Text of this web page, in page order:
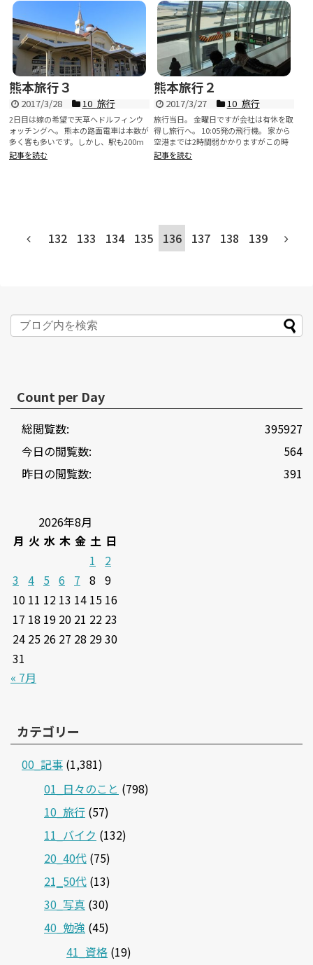
記事を読む
熊本旅行３
2017/3/28 10_旅行
2日目は嫁の希望で天草へドルフィンウ
ォッチングへ。 熊本の路面電車は本数が
多く客も多いです。しかし、駅も200m
毎くらいにあって止まり...
記事を読む
熊本旅行２
2017/3/27 10_旅行
旅行当日。 金曜日ですが会社は有休を取
得し旅行へ。 10:05発の飛行機。 家から
空港までは2時間弱かかりますがこの時
間だ...
記事を読む
132 133 134 135 136 137 138 139
Count per Day
395927
総閲覧数:
564
今日の閲覧数:
391
昨日の閲覧数:
2026年8月
月 火 水 木 金 土 日
1
2
3 4 5 6 7 8 9
10 11 12 13 14 15 16
17 18 19 20 21 22 23
24 25 26 27 28 2930
31
« 7月
カテゴリー
00_記事 (1,381)
01_日々のこと (798)
10_旅行 (57)
11_バイク (132)
20_40代 (75)
21‗50代 (13)
30_写真 (30)
40_勉強 (45)
41_資格 (19)